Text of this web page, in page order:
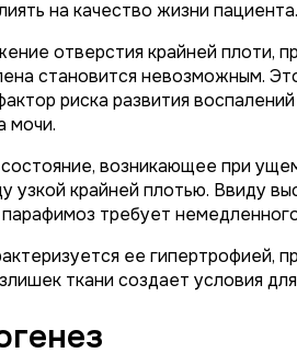
на качество жизни пациента.
отверстия крайней плоти,
становится невозможным.
риска развития
мочи.
возникающее при
узкой крайней плотью. Ввиду
требует
ее гипертрофией,
ткани создает условия